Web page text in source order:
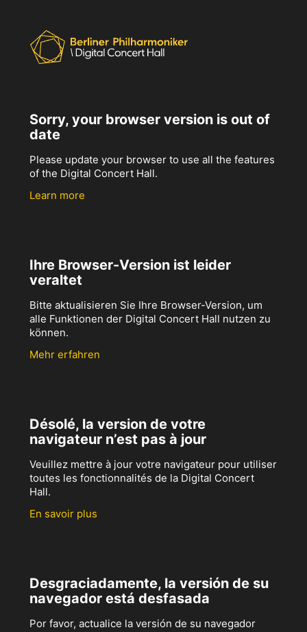
Sorry, your browser version is out of
date
Please update your browser to use all the features
of the Digital Concert Hall.
Learn more
Ihre Browser-Version ist leider
veraltet
Bitte aktualisieren Sie Ihre Browser-Version, um
alle Funktionen der Digital Concert Hall nutzen zu
können.
Mehr erfahren
Désolé, la version de votre
navigateur n’est pas à jour
Veuillez mettre à jour votre navigateur pour utiliser
toutes les fonctionnalités de la Digital Concert
Hall.
En savoir plus
Desgraciadamente, la versión de su
navegador está desfasada
Por favor, actualice la versión de su navegador